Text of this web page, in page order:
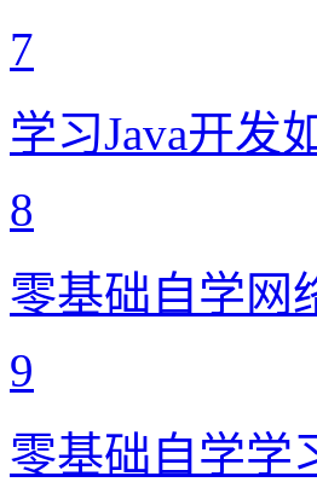
7
学习Java开发
8
零基础自学网
9
零基础自学学